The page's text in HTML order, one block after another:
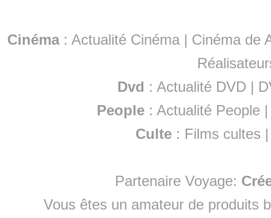
Cinéma: Actualité Cinéma | Cinéma de
Dvd : Actualité DVD |
People :Actualité People
Culte : Films cultes
Partenaire Voyage:
Vous êtes un amateur de produits